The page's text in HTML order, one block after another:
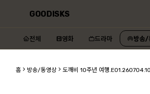
GOODISKS
전체 영화 드라마 방송/
홈 방송/동영상 도깨비 10주년 여행